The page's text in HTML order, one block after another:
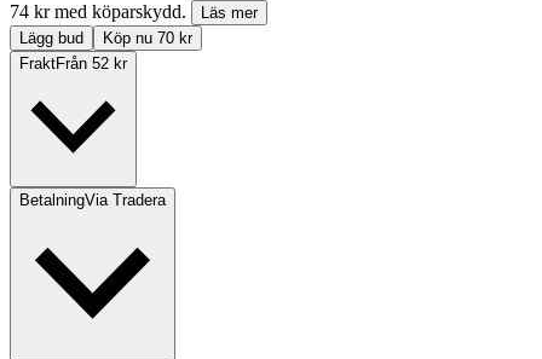
74 kr med köparskydd.
Läs mer
Lägg bud
Köp nu 70 kr
FraktFrån 52 kr
BetalningVia Tradera